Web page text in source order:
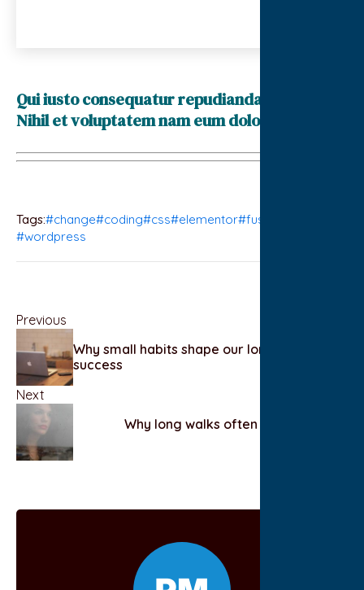
Qui iusto consequatur repudiandae nulla.
Nihil et voluptatem nam eum doloribus
Tags:#change#coding#css#elementor#fusion
#wordpress
Previous
Why small habits shape our long-term
success
Next
Why long walks often lead to better